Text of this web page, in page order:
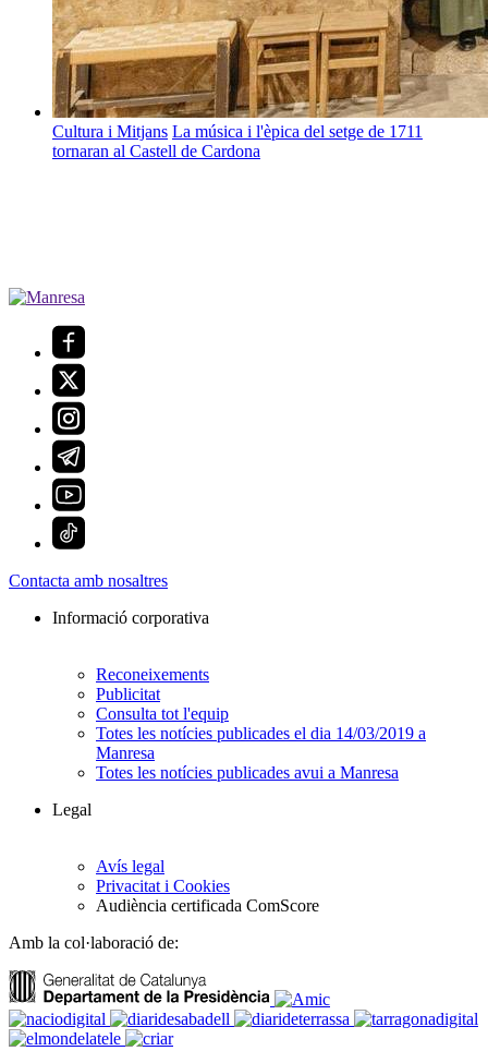
Cultura i Mitjans La música i l'èpica del setge de 1711
tornaran al Castell de Cardona
Contacta amb nosaltres
Informació corporativa
Reconeixements
Publicitat
Consulta tot l'equip
Totes les notícies publicades el dia 14/03/2019 a
Manresa
Totes les notícies publicades avui a Manresa
Legal
Avís legal
Privacitat i Cookies
Audiència certificada ComScore
Amb la col·laboració de: